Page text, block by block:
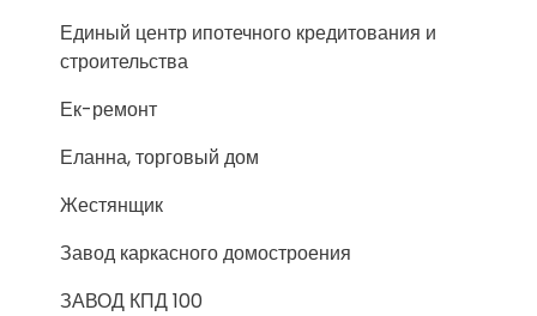
Единый центр ипотечного кредитования и
строительства
Ек-ремонт
Еланна, торговый дом
Жестянщик
Завод каркасного домостроения
ЗАВОД КПД 100